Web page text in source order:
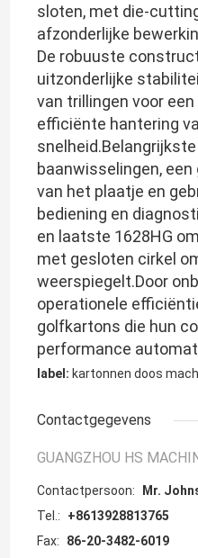
sloten, met die-
afzonderlijke
De robuuste
uitzonderlijke
van trillingen voor
efficiënte hantering
baanwisselingen,
van het plaatje en
bediening en
en laatste 1628HG
met gesloten cirkel
weerspiegelt.Door
operationele
golfkartons die hun
performance
label: kartonnen doos
Contactgegevens
GUANGZHOU HS
Contactpersoon:
Mr.
Tel.:
+8613928813765
Fax:
86-20-3482-6019